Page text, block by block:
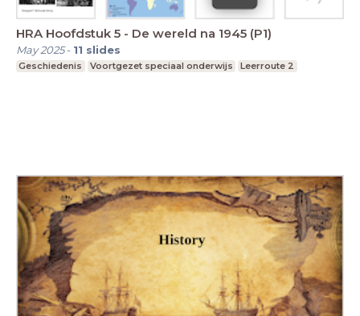
HRA Hoofdstuk 5 - De wereld na 1945 (P1)
May 2025- 11 slides
Geschiedenis Voortgezet speciaal onderwijs Leerroute 2